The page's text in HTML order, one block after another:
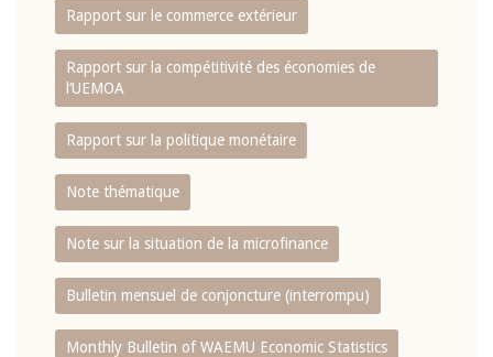
Rapport sur le commerce extérieur
Rapport sur la compétitivité des économies de
l‘UEMOA
Rapport sur la politique monétaire
Note thématique
Note sur la situation de la microfinance
Bulletin mensuel de conjoncture (interrompu)
Monthly Bulletin of WAEMU Economic Statistics